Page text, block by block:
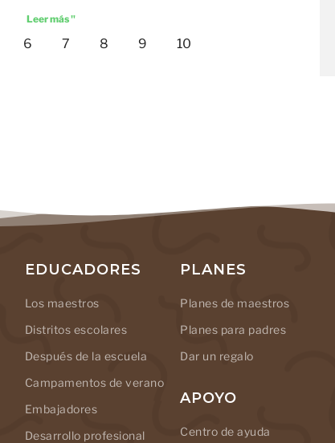
Leer más "
6 7 8 9 10
EDUCADORES
Los maestros
Distritos escolares
Después de la escuela
Campamentos de verano
Embajadores
Desarrollo profesional
PLANES
Planes de maestros
Planes para padres
Dar un regalo
APOYO
Centro de ayuda